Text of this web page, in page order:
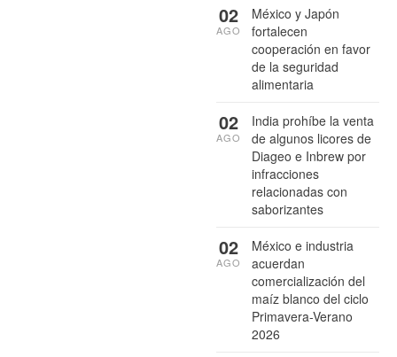
México y Japón
fortalecen
cooperación en favor
de la seguridad
alimentaria
02
AGO
India prohíbe la venta
de algunos licores de
Diageo e Inbrew por
infracciones
relacionadas con
saborizantes
02
AGO
México e industria
acuerdan
comercialización del
maíz blanco del ciclo
Primavera-Verano
2026
02
AGO